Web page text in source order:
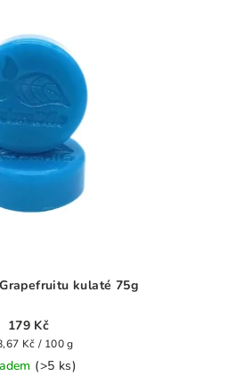
kulaté 75g
179 Kč
Kč / 100 g
(>5 ks)